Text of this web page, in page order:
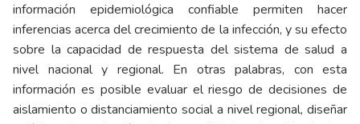
información epidemiológica confiable permiten hacer
inferencias acerca del crecimiento de la infección, y su efecto
sobre la capacidad de respuesta del sistema de salud a
nivel nacional y regional. En otras palabras, con esta
información es posible evaluar el riesgo de decisiones de
aislamiento o distanciamiento social a nivel regional, diseñar